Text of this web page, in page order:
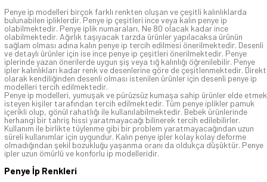
Penye ip modelleri birçok farklı renkten oluşan ve çeşitli kalınlıklarda
bulunabilen ipliklerdir. Penye ip çeşitleri ince veya kalın penye ip
olabilmektedir. Penye iplik numaraları, Ne 80 olacak kadar ince
olabilmektedir. Ağırlık taşıyacak tarzda ürünler yapılacaksa ürünün
sağlam olması adına kalın penye ip tercih edilmesi önerilmektedir. Desenli
ve detaylı ürünler için ise ince penye ip çeşitleri önerilmektedir. Penye
iplerinde yazan önerilerde uygun şiş veya tığ kalınlığı öğrenilebilir. Penye
ipler kalınlıkları kadar renk ve desenlerine göre de çeşitlenmektedir. Direkt
olarak kendiliğinden desenli olması istenilen ürünler için desenli penye ip
modelleri tercih edilmektedir.
Penye ip modelleri, yumuşak ve pürüzsüz kumaşa sahip ürünler elde etmek
isteyen kişiler tarafından tercih edilmektedir. Tüm penye iplikler pamuk
içerikli olup, gönül rahatlığı ile kullanılabilmektedir. Bebek ürünlerinde
herhangi bir tahriş hissi yaratmayacağı bilinerek tercih edilebilirler.
Kullanım ile birlikte tüylenme gibi bir problem yaratmayacağından uzun
süreli kullanımlar için uygundur. Kalın penye ipler kolay kolay deforme
olmadığından şekil bozukluğu yaşanma oranı da oldukça düşüktür. Penye
ipler uzun ömürlü ve konforlu ip modelleridir.
Penye İp Renkleri